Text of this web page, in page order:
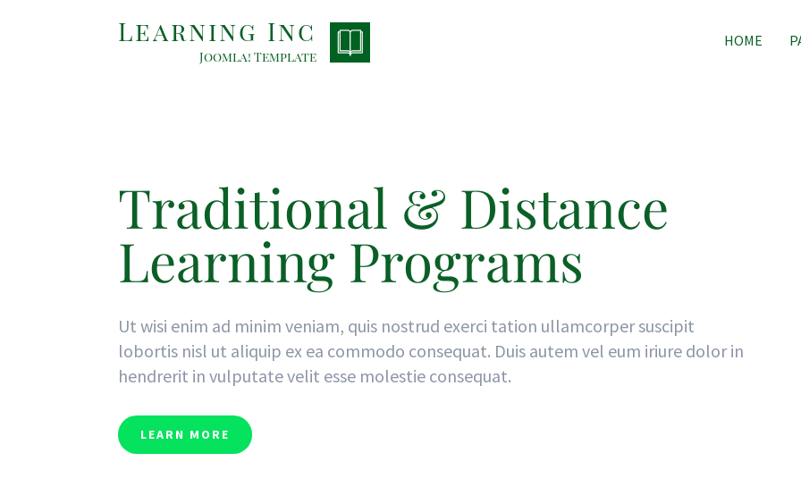
Learning Inc
Joomla! Template
HOME
Traditional & Distance
Learning Programs
Ut wisi enim ad minim veniam, quis nostrud exerci tation ullamcorper suscipit
lobortis nisl ut aliquip ex ea commodo consequat. Duis autem vel eum iriure dolor in
hendrerit in vulputate velit esse molestie consequat.
LEARN MORE